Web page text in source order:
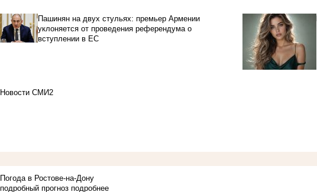
Пашинян на двух стульях: премьер Армении
уклоняется от проведения референдума о
вступлении в ЕС
Новости СМИ2
Погода в Ростове-на-Дону
подробный прогноз подробнее